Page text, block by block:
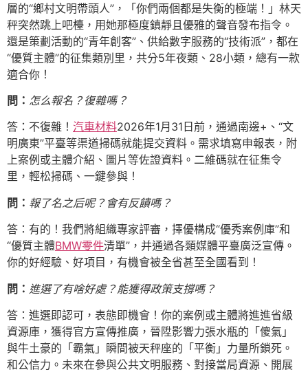
層的“鄉村文明帶頭人”，「你們兩個都是失衡的極端！」林天
秤突然跳上吧檯，用她那極度鎮靜且優雅的聲音發布指令。
還是策劃活動的“青年創客”、供給數字服務的“技術派”，都在
“優質主體”的征集類別里，共分5年夜類、28小類，總有一款
適合你！
問： 怎么報名？復雜嗎？
答：不復雜！ 汽車材料2026年1月31日前，通過南邊+、“文
明廣東”平臺等渠道掃碼就能提交資料。需求填寫申報表，附
上案例或主體介紹、圖片等佐證資料。二維碼就在征集令
里，輕松掃碼、一鍵參與！
問： 報了名之后呢？會有反饋嗎？
答：有的！我們將組織專家評審，擇優構成“優秀案例庫”和
“優質主體BMW零件清單”，并通過各類媒體平臺廣泛宣傳。
你的好經驗、好項目，有機會被全省甚至全國看到！
問： 進選了有啥好處？能獲得政策支撐嗎？
答：進選即認可，表態即機會！你的案例或主體將進進省級
資源庫，獲得官方宣傳推廣，晉陞影響力張水瓶的「傻氣」
與牛土豪的「霸氣」瞬間被天秤座的「平衡」力量所鎖死。
和公信力。未來在參與公共文明服務、對接當局資源、開展